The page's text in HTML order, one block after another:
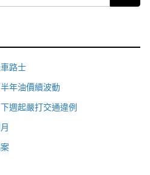
路士
年油價續波動
週起嚴打交通違例